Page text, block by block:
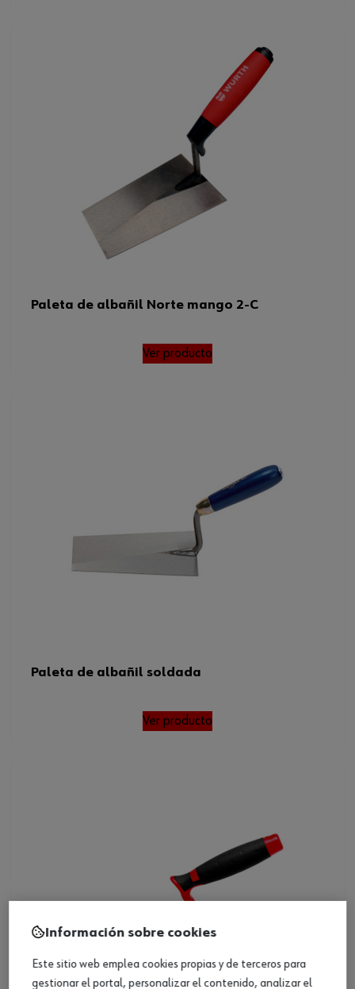
Paleta de albañil Norte mango 2-C
Ver producto
Paleta de albañil soldada
Ver producto
Información sobre cookies
Este sitio web emplea cookies propias y de terceros para
gestionar el portal, personalizar el contenido, analizar el